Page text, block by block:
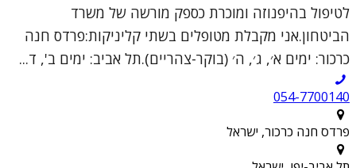
לטיפול בהיפנוזה ומוכרת כספק מורשה של משרד
הביטחון.אני מקבלת מטופלים בשתי קליניקות:פרדס חנה
כרכור: ימים א׳, ג׳, ה׳ (בוקר-צהריים).תל אביב: ימים ב', ד...
054-7700140
פרדס חנה כרכור, ישראל